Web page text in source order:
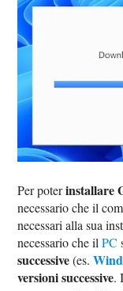
Per poterinstallare
necessario che il
necessari alla sua
necessario che ilPC
successive(es.
versioni successive.